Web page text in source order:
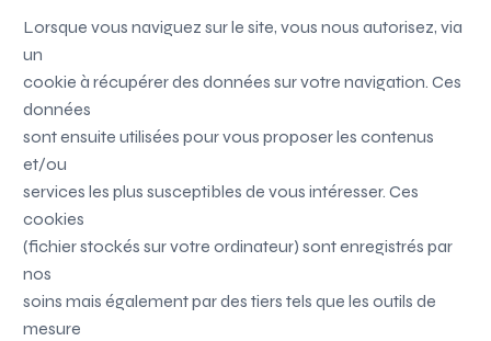
Lorsque vous naviguez sur le site, vous nous autorisez, via
un
cookie à récupérer des données sur votre navigation. Ces
données
sont ensuite utilisées pour vous proposer les contenus
et/ou
services les plus susceptibles de vous intéresser. Ces
cookies
(fichier stockés sur votre ordinateur) sont enregistrés par
nos
soins mais également par des tiers tels que les outils de
mesure